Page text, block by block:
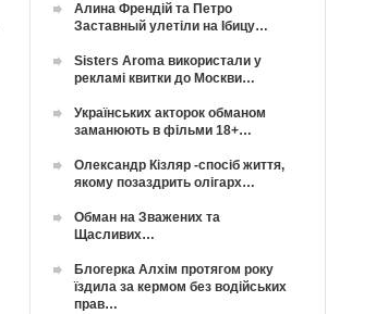
Алина Френдій та Петро
Заставный улетіли на Ібицу…
Sisters Aroma використали у
рекламі квитки до Москви…
Українських акторок обманом
заманюють в фільми 18+…
Олександр Кізляр -спосіб життя,
якому позаздрить олігарх…
Обман на Зважених та
Щасливих…
Блогерка Алхім протягом року
їздила за кермом без водійських
прав…